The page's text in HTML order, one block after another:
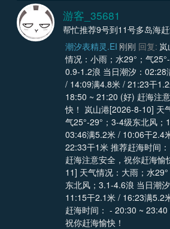
游客_35681
帮忙推荐9号到11号多岛海
潮汐表精灵.EI 刚刚 回复:
情况：小雨；水29°；气
0.9-1.2浪 当日潮汐：
/ 14:09满4.8米 / 21:23干
18:50 ~ 21:20 (好) 赶海注
快！ 岚山港[2026-8-10] 天气情况：阴；水29°；
气25°-29°；3-4级东北风；
03:46满5.2米 / 10:06干2.4
22:33干1米 推荐赶海时间
赶海注意安全，祝你赶海愉快！ 岚山港
11] 天气情况：大雨；水
东北风；3.1-4.6浪 当日潮
11:15干2.1米 / 16:23满5.2
赶海时间： - 20:30 ~ 23:40
祝你赶海愉快！